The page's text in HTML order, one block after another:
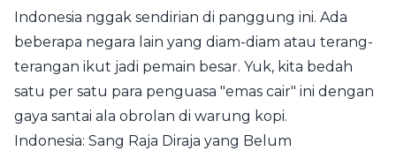
Indonesia nggak sendirian di panggung ini. Ada
beberapa negara lain yang diam-diam atau terang-
terangan ikut jadi pemain besar. Yuk, kita bedah
satu per satu para penguasa "emas cair" ini dengan
gaya santai ala obrolan di warung kopi.
Indonesia: Sang Raja Diraja yang Belum